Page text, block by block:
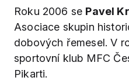
Roku 2006 se Pavel
Asociace skupin
dobových řemesel. V
sportovní klub MFC
Pikarti.